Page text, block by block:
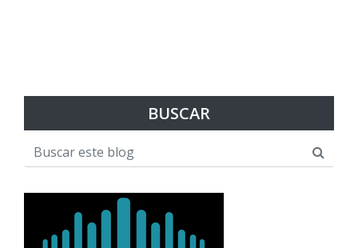
BUSCAR